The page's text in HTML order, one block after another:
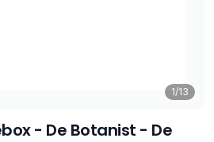
1/13
- De Botanist - De